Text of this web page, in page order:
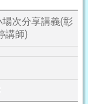
次分享講義(彰
講師)